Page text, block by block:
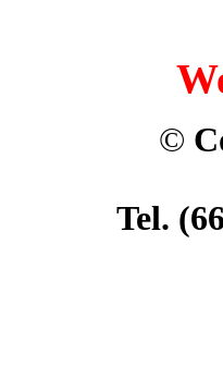
©
Tel.